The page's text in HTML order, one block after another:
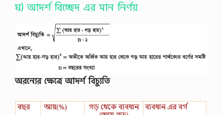
ঘ) আদর্শ বিচ্ছেদ এর মান নির্ণয়
অরন্যের ক্ষেত্রে আদর্শ বিচ্যুতি